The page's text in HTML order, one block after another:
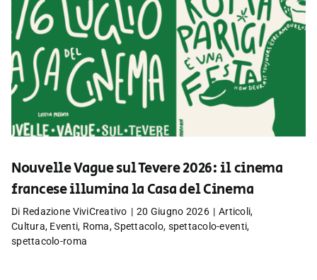
Nouvelle Vague sul Tevere 2026: il cinema
francese illumina la Casa del Cinema
Di Redazione ViviCreativo | 20 Giugno 2026 | Articoli,
Cultura, Eventi, Roma,Spettacolo, spettacolo-eventi,
spettacolo-roma